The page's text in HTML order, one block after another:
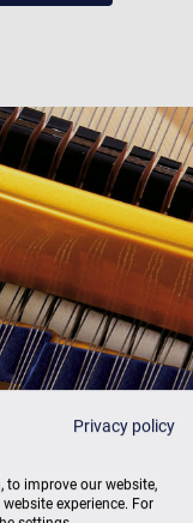
Privacy policy
to improve our website,
experience. For